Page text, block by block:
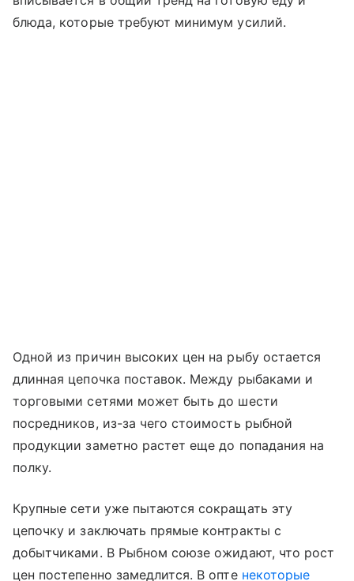
блюда, которые требуют минимум усилий.
Одной из причин высоких цен на рыбу остается
длинная цепочка поставок. Между рыбаками и
торговыми сетями может быть до шести
посредников, из-за чего стоимость рыбной
продукции заметно растет еще до попадания на
полку.
Крупные сети уже пытаются сокращать эту
цепочку и заключать прямые контракты с
добытчиками. В Рыбном союзе ожидают, что рост
цен постепенно замедлится. В опте некоторые